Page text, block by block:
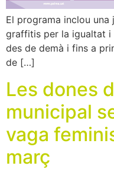
El programa inclou
graffitis per la igualtat i
des de demà i fins a
de […]
Les dones
municipal
vaga
març